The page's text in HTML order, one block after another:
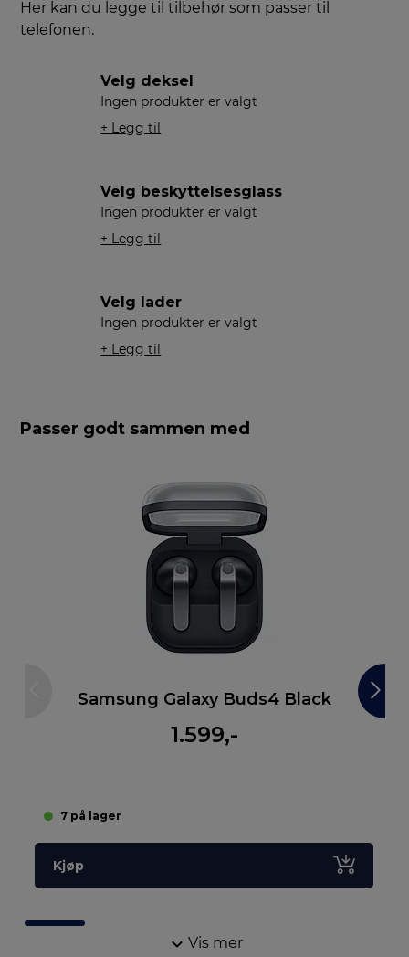
Her kan du legge til tilbehør som passer til
telefonen.
Velg deksel
Ingen produkter er valgt
+ Legg til
Velg beskyttelsesglass
Ingen produkter er valgt
+ Legg til
Velg lader
Ingen produkter er valgt
+ Legg til
Passer godt sammen med
Samsung Galaxy Buds4 Black
1.599,-
7 på lager
Kjøp
Vis mer